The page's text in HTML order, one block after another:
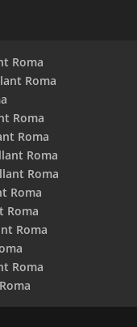
Roma
Roma
Roma
Roma
Roma
Roma
Roma
Roma
Roma
Roma